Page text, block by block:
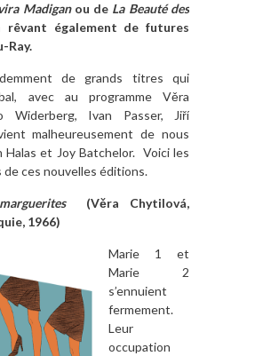
Madiganou de La Beauté des
également de futures
Ray.
de grands titres qui
avec au programme Věra
Widerberg, Ivan Passer, Jiří
malheureusement de nous
et Joy Batchelor. Voici les
ces nouvelles éditions.
(Věra Chytilová,
1966)
Marie 1 et
Marie 2
s’ennuient
fermement.
Leur
occupation